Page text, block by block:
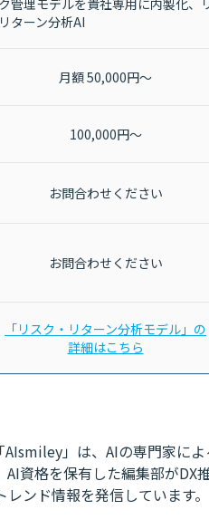
ターン分析AI
月額 50,000円～
100,000円～
お問合わせください
お問合わせください
「リスク・リターン分析モデル」の
詳細はこちら
」は、AIの専門家に
資格を保有した編集部がDX
ンド情報を発信しています。